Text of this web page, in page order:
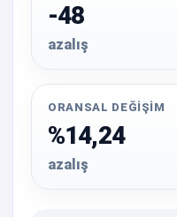
-48
azalış
ORANSAL DEĞIŞIM
%14,24
azalış